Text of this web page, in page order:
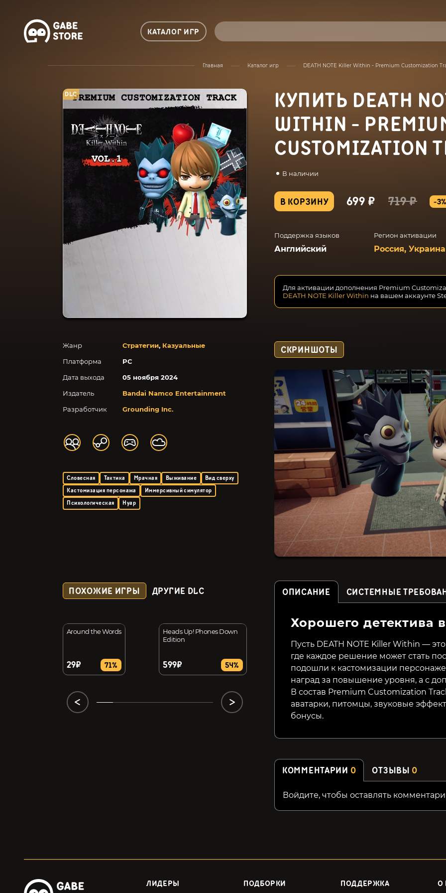
КАТАЛОГ ИГР
Главная Каталог игр DEATH NOTE Killer Within - Premium Customization
DLC
КУПИТЬ DEATH
WITHIN -
CUSTOMIZATION
В наличии
В КОРЗИНУ 699 ₽ 719 ₽ -3%
Поддержка языков
Английский
Регион активации
Россия,
Для активации дополнения Premium
DEATH NOTE Killer Within на вашем аккаунте
Жанр Стратегии, Казуальные
Платформа
PC
Дата выхода
05 ноября 2024
Издатель
Bandai Namco Entertainment
Разработчик
Grounding Inc.
Словесная Тактика Мрачная Выживание
Вид сверху
Кастомизация персонажа
Иммерсивный симулятор
Психологическая
Нуар
СКРИНШОТЫ
ПОХОЖИЕ ИГРЫ ДРУГИЕ DLC
Around the Words
29₽ 71%
Heads Up! Phones Down
Edition
599₽ 54%
Touch Type Tale - Strategic
299₽ 22%
ОПИСАНИЕ СИСТЕМНЫЕ
Хорошего детектива
Пусть DEATH NOTE Killer Within —
где каждое решение может стать
подошли к кастомизации
наград за повышение уровня, а с
В состав Premium Customization
аватарки, питомцы, звуковые
бонусы.
КОММЕНТАРИИ 0 ОТЗЫВЫ 0
Войдите, чтобы оставлять
ЛИДЕРЫ ПОДБОРКИ ПОДДЕРЖКА О